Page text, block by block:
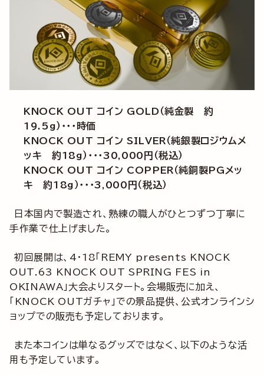
KNOCK OUT コイン GOLD（純金製 約
19.5g）・・・時価
KNOCK OUT コイン SILVER（純銀製ロジウムメ
ッキ 約18g）・・・30,000円（税込）
KNOCK OUT コイン COPPER（純銅製PGメッ
キ 約18g）・・・3,000円（税込）
日本国内で製造され、熟練の職人がひとつずつ丁寧に
手作業で仕上げました。
初回展開は、4・18「REMY presents KNOCK
OUT.63 KNOCK OUT SPRING FES in
OKINAWA」大会よりスタート。会場販売に加え、
「KNOCK OUTガチャ」での景品提供、公式オンラインシ
ョップでの販売も予定しております。
また本コインは単なるグッズではなく、以下のような活
用も予定しています。